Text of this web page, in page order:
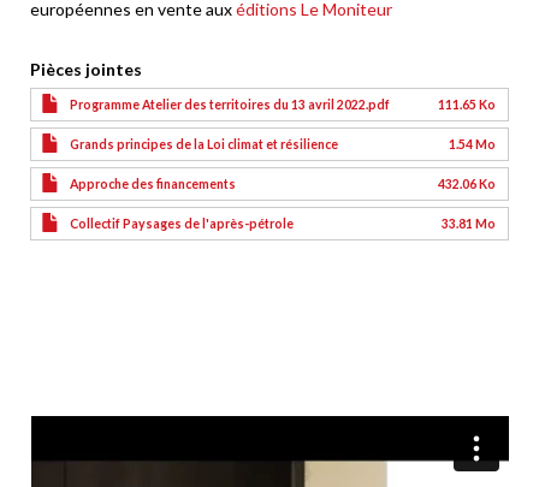
européennes en vente auxéditions Le Moniteur
Pièces jointes
Programme Atelier des territoires du 13 avril 2022.pdf 111.65 Ko
Grands principes de la Loi climat et résilience 1.54 Mo
Approche des financements 432.06 Ko
Collectif Paysages de l'après-pétrole 33.81 Mo